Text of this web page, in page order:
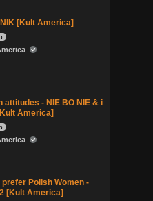
[Kult America]
attitudes - NIE BO NIE & i
America]
prefer Polish Women -
[Kult America]